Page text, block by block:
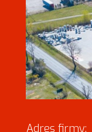
Adres firmy: